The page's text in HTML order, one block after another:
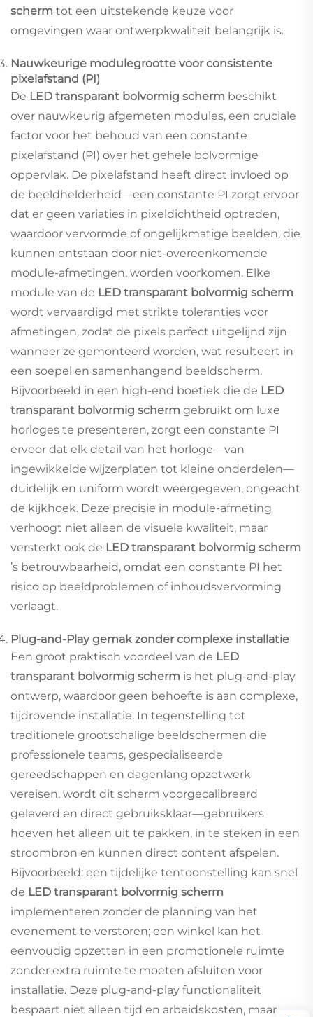
scherm tot een uitstekende keuze voor
omgevingen waar ontwerpkwaliteit belangrijk is.
Nauwkeurige modulegrootte voor consistente
pixelafstand (PI)
De LED transparant bolvormig scherm beschikt
over nauwkeurig afgemeten modules, een cruciale
factor voor het behoud van een constante
pixelafstand (PI) over het gehele bolvormige
oppervlak. De pixelafstand heeft direct invloed op
de beeldhelderheid—een constante PI zorgt ervoor
dat er geen variaties in pixeldichtheid optreden,
waardoor vervormde of ongelijkmatige beelden, die
kunnen ontstaan door niet-overeenkomende
module-afmetingen, worden voorkomen. Elke
module van de LED transparant bolvormig scherm
wordt vervaardigd met strikte toleranties voor
afmetingen, zodat de pixels perfect uitgelijnd zijn
wanneer ze gemonteerd worden, wat resulteert in
een soepel en samenhangend beeldscherm.
Bijvoorbeeld in een high-end boetiek die de LED
transparant bolvormig scherm gebruikt om luxe
horloges te presenteren, zorgt een constante PI
ervoor dat elk detail van het horloge—van
ingewikkelde wijzerplaten tot kleine onderdelen—
duidelijk en uniform wordt weergegeven, ongeacht
de kijkhoek. Deze precisie in module-afmeting
verhoogt niet alleen de visuele kwaliteit, maar
versterkt ook de LED transparant bolvormig scherm
’s betrouwbaarheid, omdat een constante PI het
risico op beeldproblemen of inhoudsvervorming
verlaagt.
Plug-and-Play gemak zonder complexe installatie
Een groot praktisch voordeel van de LED
transparant bolvormig scherm is het plug-and-play
ontwerp, waardoor geen behoefte is aan complexe,
tijdrovende installatie. In tegenstelling tot
traditionele grootschalige beeldschermen die
professionele teams, gespecialiseerde
gereedschappen en dagenlang opzetwerk
vereisen, wordt dit scherm voorgecalibreerd
geleverd en direct gebruiksklaar—gebruikers
hoeven het alleen uit te pakken, in te steken in een
stroombron en kunnen direct content afspelen.
Bijvoorbeeld: een tijdelijke tentoonstelling kan snel
de LED transparant bolvormig scherm
implementeren zonder de planning van het
evenement te verstoren; een winkel kan het
eenvoudig opzetten in een promotionele ruimte
zonder extra ruimte te moeten afsluiten voor
installatie. Deze plug-and-play functionaliteit
bespaart niet alleen tijd en arbeidskosten, maar